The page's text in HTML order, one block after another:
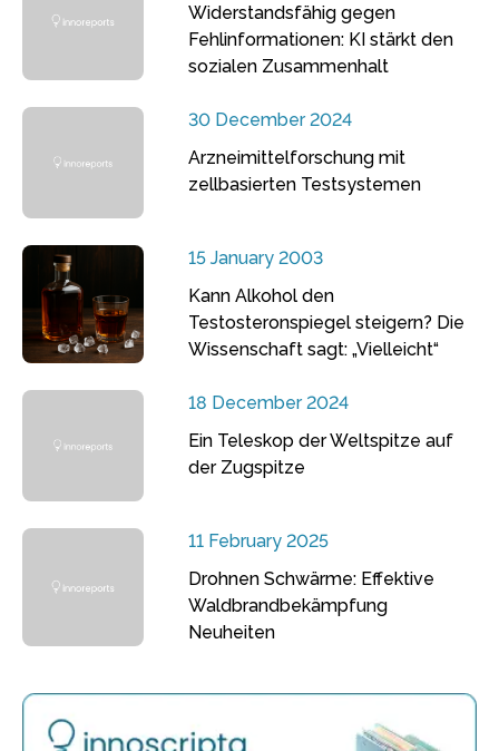
Widerstandsfähig gegen
Fehlinformationen: KI stärkt den
sozialen Zusammenhalt
30 December 2024
Arzneimittelforschung mit
zellbasierten Testsystemen
15 January 2003
Kann Alkohol den
Testosteronspiegel steigern? Die
Wissenschaft sagt: „Vielleicht“
18 December 2024
Ein Teleskop der Weltspitze auf
der Zugspitze
11 February 2025
Drohnen Schwärme: Effektive
Waldbrandbekämpfung
Neuheiten